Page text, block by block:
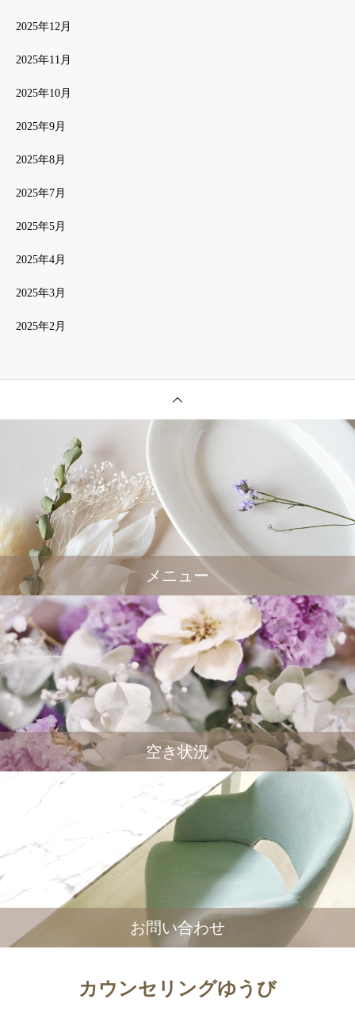
2025年12月
2025年11月
2025年10月
2025年9月
2025年8月
2025年7月
2025年5月
2025年4月
2025年3月
2025年2月
メニュー
空き状況
お問い合わせ
カウンセリングゆうび